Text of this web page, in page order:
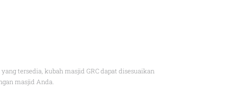
tersedia, kubah masjid GRC dapat disesuaikan
masjid Anda.